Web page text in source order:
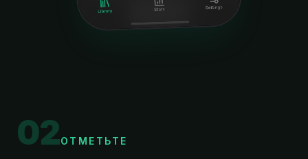
02ОТМЕТЬТЕ